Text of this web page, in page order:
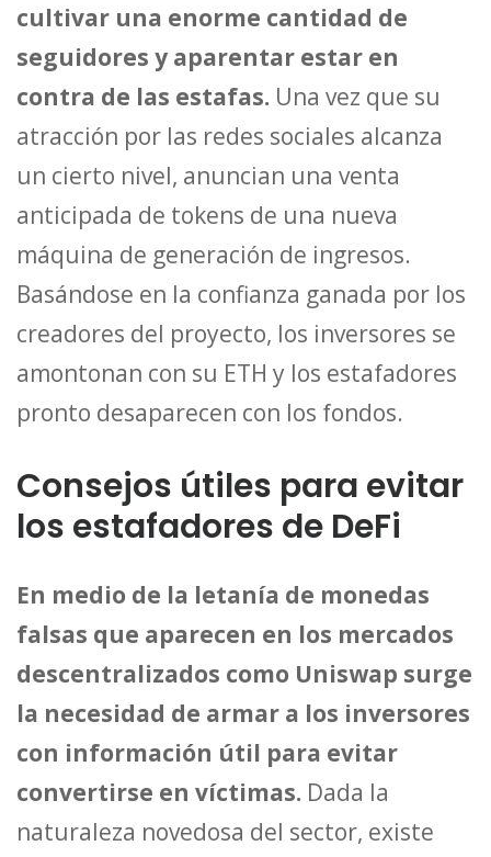
cultivar una enorme cantidad de
seguidores y aparentar estar en
contra de las estafas. Una vez que su
atracción por las redes sociales alcanza
un cierto nivel, anuncian una venta
anticipada de tokens de una nueva
máquina de generación de ingresos.
Basándose en la confianza ganada por los
creadores del proyecto, los inversores se
amontonan con su ETH y los estafadores
pronto desaparecen con los fondos.
Consejos útiles para evitar
los estafadores de DeFi
En medio de la letanía de monedas
falsas que aparecen en los mercados
descentralizados como Uniswap surge
la necesidad de armar a los inversores
con información útil para evitar
convertirse en víctimas. Dada la
naturaleza novedosa del sector, existe